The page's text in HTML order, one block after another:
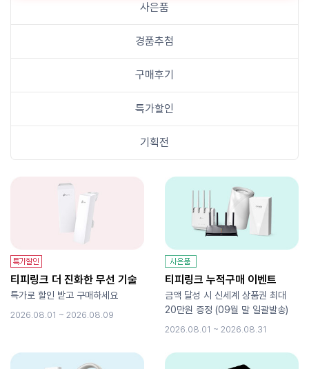
사은품
경품추첨
구매후기
특가할인
기획전
티피링크 더 진화한 무선 기술
특가로 할인 받고 구매하세요
2026.08.01 ~ 2026.08.09
티피링크 누적구매 이벤트
금액 달성 시 신세계 상품권 최대
20만원 증정 (09월 말 일괄발송)
2026.08.01 ~ 2026.08.31